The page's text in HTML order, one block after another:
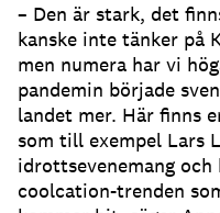
– Den är stark, det
kanske inte tänker på
men numera har vi
pandemin började
landet mer. Här finns
som till exempel Lars
idrottsevenemang och
coolcation-trenden